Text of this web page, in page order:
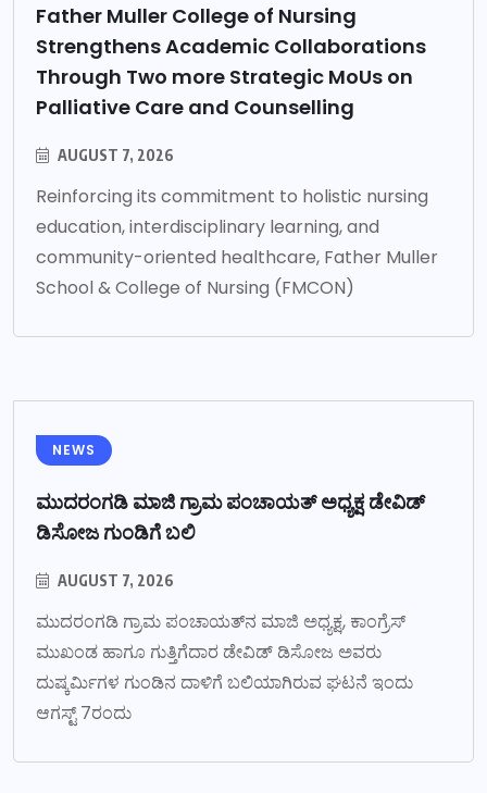
Father Muller College of Nursing
Strengthens Academic Collaborations
Through Two more Strategic MoUs on
Palliative Care and Counselling
AUGUST 7, 2026
Reinforcing its commitment to holistic nursing
education, interdisciplinary learning, and
community-oriented healthcare, Father Muller
School & College of Nursing (FMCON)
NEWS
ಮುದರಂಗಡಿ ಮಾಜಿ ಗ್ರಾಮ ಪಂಚಾಯತ್ ಅಧ್ಯಕ್ಷ ಡೇವಿಡ್
ಡಿಸೋಜ ಗುಂಡಿಗೆ ಬಲಿ
AUGUST 7, 2026
ಮುದರಂಗಡಿ ಗ್ರಾಮ ಪಂಚಾಯತ್‌ನ ಮಾಜಿ ಅಧ್ಯಕ್ಷ, ಕಾಂಗ್ರೆಸ್
ಮುಖಂಡ ಹಾಗೂ ಗುತ್ತಿಗೆದಾರ ಡೇವಿಡ್ ಡಿಸೋಜ ಅವರು
ದುಷ್ಕರ್ಮಿಗಳ ಗುಂಡಿನ ದಾಳಿಗೆ ಬಲಿಯಾಗಿರುವ ಘಟನೆ ಇಂದು
ಆಗಸ್ಟ್ 7ರಂದು